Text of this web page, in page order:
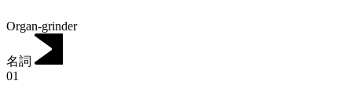
Organ-grinder
名詞
01